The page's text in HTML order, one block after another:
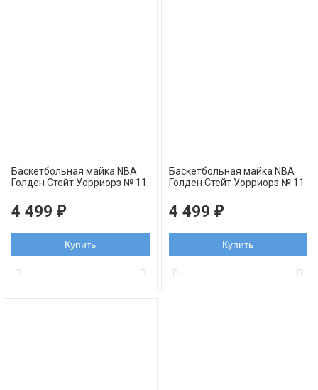
Баскетбольная майка NBA
Голден Стейт Уорриорз № 11
swingman
4 499 ₽
Купить
Баскетбольная майка NBA
Голден Стейт Уорриорз № 11
swingman
4 499 ₽
Купить